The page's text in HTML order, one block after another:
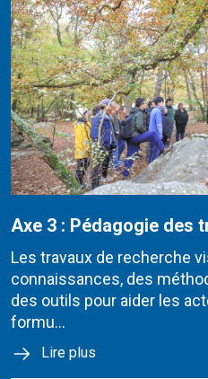
Axe 3 : Pédagogie des
Les travaux de recherche
connaissances, des
des outils pour aider les
formu...
Lire plus